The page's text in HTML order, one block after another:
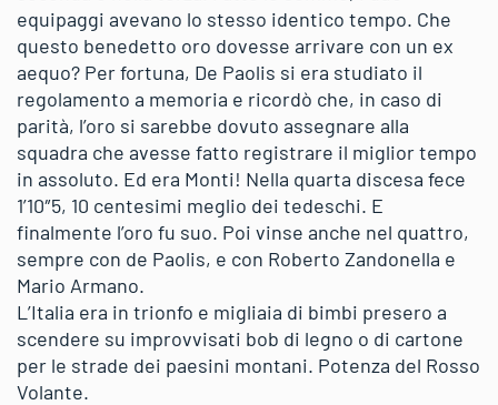
equipaggi avevano lo stesso identico tempo. Che
questo benedetto oro dovesse arrivare con un ex
aequo? Per fortuna, De Paolis si era studiato il
regolamento a memoria e ricordò che, in caso di
parità, l’oro si sarebbe dovuto assegnare alla
squadra che avesse fatto registrare il miglior tempo
in assoluto. Ed era Monti! Nella quarta discesa fece
1’10″5, 10 centesimi meglio dei tedeschi. E
finalmente l’oro fu suo. Poi vinse anche nel quattro,
sempre con de Paolis, e con Roberto Zandonella e
Mario Armano.
L’Italia era in trionfo e migliaia di bimbi presero a
scendere su improvvisati bob di legno o di cartone
per le strade dei paesini montani. Potenza del Rosso
Volante.